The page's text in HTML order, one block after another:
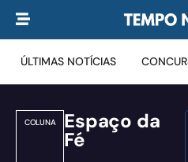
ÚLTIMAS NOTÍCIAS
COLUNA Espaço da
Fé